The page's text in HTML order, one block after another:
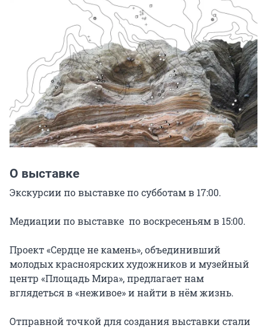
О выставке
Экскурсии по выставке по субботам в 17:00.
Медиации по выставке  по воскресеньям в 15:00.
Проект «Сердце не камень», объединивший
молодых красноярских художников и музейный
центр «Площадь Мира», предлагает нам
вглядеться в «неживое» и найти в нём жизнь.
Отправной точкой для создания выставки стали